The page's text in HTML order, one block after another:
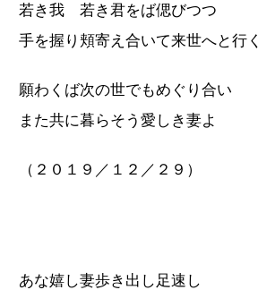
若き我 若き君をば偲びつつ
手を握り頬寄え合いて来世へと行く
願わくば次の世でもめぐり合い
また共に暮らそう愛しき妻よ
（２０１９／１２／２９）
あな嬉し妻歩き出し足速し